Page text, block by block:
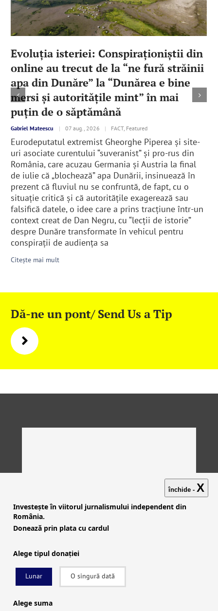
Evoluția isteriei: Conspiraționiștii din
online au trecut de la “ne fură străinii
apa din Dunăre” la “Dunărea e bine
mersi și autoritățile mint” în mai
puțin de o săptămână
Gabriel Mateescu | 07 aug., 2026 | FACT, Featured
Eurodeputatul extremist Gheorghe Piperea și site-
uri asociate curentului “suveranist” și pro-rus din
România, care acuzau Germania și Austria la final
de iulie că „blochează” apa Dunării, insinuează în
prezent că fluviul nu se confruntă, de fapt, cu o
situație critică și că autoritățile exagerează sau
falsifică datele, o idee care a prins tracțiune într-un
context creat de Dan Negru, cu “lecții de istorie”
despre Dunăre transformate în vehicul pentru
conspirații de audiența sa
Citește mai mult
Dă-ne un pont/ Send Us a Tip
Investigații Știri |Explicative
închide - X
Investește în viitorul jurnalismului independent din
România.
Donează prin plata cu cardul
Alege tipul donației
Lunar O singură dată
Alege suma